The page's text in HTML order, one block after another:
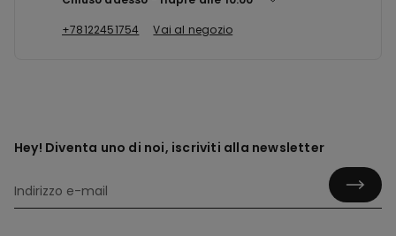
+78122451754
Vai al negozio
Hey! Diventa uno di noi, iscriviti alla newsletter